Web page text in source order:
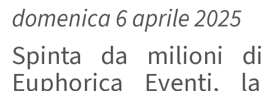
domenica 6 aprile 2025
Spinta da milioni
Euphorica Eventi,